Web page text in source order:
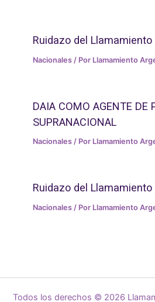
Ruidazo del Llamamiento
Nacionales / Por Llamamiento
DAIA COMO AGENTE DE
SUPRANACIONAL
Nacionales / Por Llamamiento
Ruidazo del Llamamiento
Nacionales / Por Llamamiento
Todos los derechos © 2026